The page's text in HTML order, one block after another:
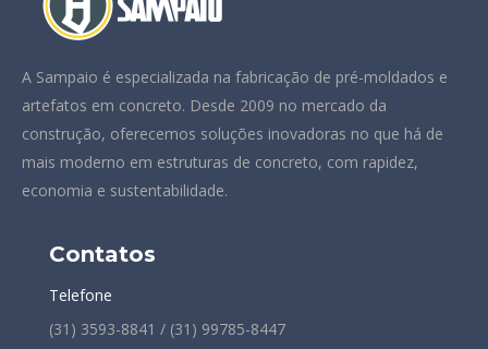
A Sampaio é especializada na fabricação de pré-moldados e
artefatos em concreto. Desde 2009 no mercado da
construção, oferecemos soluções inovadoras no que há de
mais moderno em estruturas de concreto, com rapidez,
economia e sustentabilidade.
Contatos
Telefone
(31) 3593-8841 / (31) 99785-8447